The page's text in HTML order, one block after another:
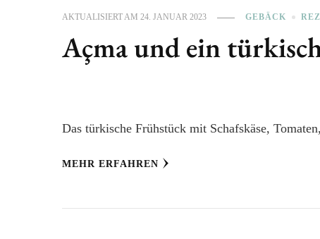
AKTUALISIERT AM 24. JANUAR 2023 GEBÄCK
Açma und ein
Das türkische Frühstück mit Schafskäse,
MEHR ERFAHREN